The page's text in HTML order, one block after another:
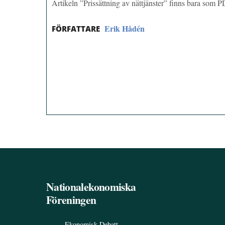
Artikeln ”Prissättning av nättjänster” finns bara som
FÖRFATTARE Erik Hådén
Nationalekonomiska
Föreningen